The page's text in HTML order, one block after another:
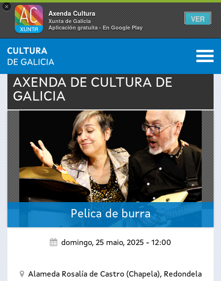
×
Axenda Cultura
Xunta de Galicia
Aplicación gratuíta - En Google Play
VER
Vostede
está
INICIO › ACTUALIDADE 0
AXENDA DE CULTURA DE
GALICIA
Pelica de burra
domingo, 25 maio, 2025 - 12:00
Alameda Rosalía de Castro (Chapela), Redondela